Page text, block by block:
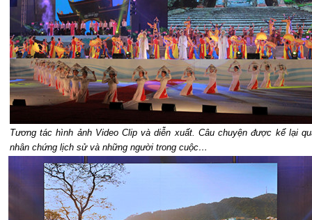
Tương tác hình ảnh Video Clip và diễn xuất. Câu chuyện được kể lại
nhân chứng lịch sử và những người trong cuộc…